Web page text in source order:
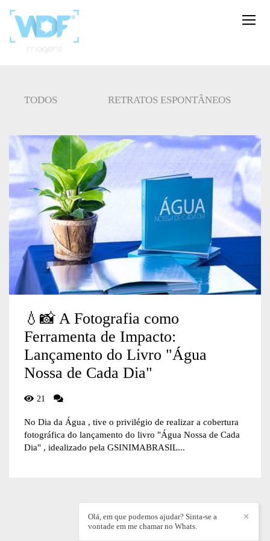
TODOS RETRATOS ESPONTÂNEOS
💧📸 A Fotografia como
Ferramenta de Impacto:
Lançamento do Livro "Água
Nossa de Cada Dia"
21
No Dia da Água , tive o privilégio de realizar a cobertura
fotográfica do lançamento do livro "Água Nossa de Cada
Dia" , idealizado pela GSINIMABRASIL...
WILLIAN DIEZ/CONTATO
✕
Olá, em que podemos ajudar? Sinta-se a
vontade em me chamar no Whats.